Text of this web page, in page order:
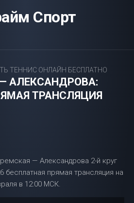
ТЕННИС ОНЛАЙН БЕСПЛАТНО
АЛЕКСАНДРОВА:
ТРАНСЛЯЦИЯ
— Александрова 2-й круг
бесплатная прямая трансляция на
в 12:00 МСК.